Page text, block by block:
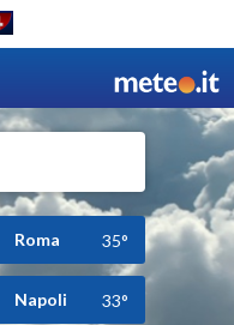
Roma 35°
Napoli 33°